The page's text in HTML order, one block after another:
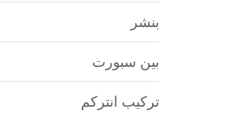
بنشر
بين سبورت
تركيب انتركم